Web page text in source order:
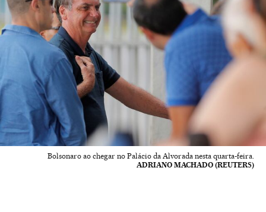
Bolsonaro ao chegar no Palácio da Alvorada nesta quarta-feira.
ADRIANO MACHADO (REUTERS)